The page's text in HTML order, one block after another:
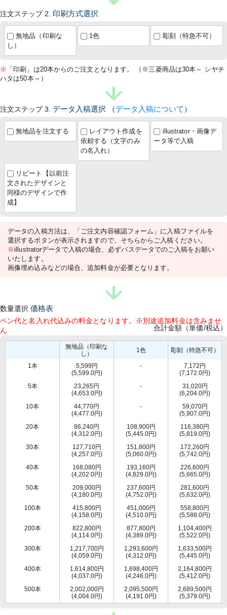
注文ステップ 2. 印刷方式選択
無地品（印刷な
し）
1色 彫刻（特急不可）
※ 「印刷」は20本からのご注文となります。 （※三菱商品は30本～ シヤチ
ハタは50本～）
注文ステップ 3. データ入稿選択 （データ入稿について ）
無地品を注文する
レイアウト作成を
依頼する（文字のみ
の名入れ）
illustrator・画像デ
ータ等で入稿
リピート【以前注
文されたデザインと
同様のデザインで作
成】
データの入稿方法は、「ご注文内容確認フォーム」に入稿ファイルを
選択するボタンが表示されますので、そちらからご入稿ください。
※illustratorデータで入稿の場合、必ずパスデータでのご入稿をお願い
いたします。
画像埋め込みなどの場合、追加料金が必要となります。
数量選択 価格表
ペン代と名入れ代込みの料金となります。※別途追加料金は含みませ
ん
合計金額（単価/税込）
無地品（印刷な
し）
1色 彫刻（特急不可）
1本
5,599円
(5,599.0円)
-
7,172円
(7,172.0円)
5本
23,265円
(4,653.0円)
-
31,020円
(6,204.0円)
10本
44,770円
(4,477.0円)
-
59,070円
(5,907.0円)
20本
86,240円
(4,312.0円)
108,900円
(5,445.0円)
116,380円
(5,819.0円)
30本
127,710円
(4,257.0円)
151,800円
(5,060.0円)
172,260円
(5,742.0円)
40本
168,080円
(4,202.0円)
193,160円
(4,829.0円)
226,600円
(5,665.0円)
50本
209,000円
(4,180.0円)
237,600円
(4,752.0円)
281,600円
(5,632.0円)
100本
415,800円
(4,158.0円)
451,000円
(4,510.0円)
558,800円
(5,588.0円)
200本
822,800円
(4,114.0円)
877,800円
(4,389.0円)
1,104,400円
(5,522.0円)
300本
1,217,700円
(4,059.0円)
1,293,600円
(4,312.0円)
1,633,500円
(5,445.0円)
400本
1,614,800円
(4,037.0円)
1,698,400円
(4,246.0円)
2,164,800円
(5,412.0円)
500本
2,002,000円
(4,004.0円)
2,095,500円
(4,191.0円)
2,689,500円
(5,379.0円)